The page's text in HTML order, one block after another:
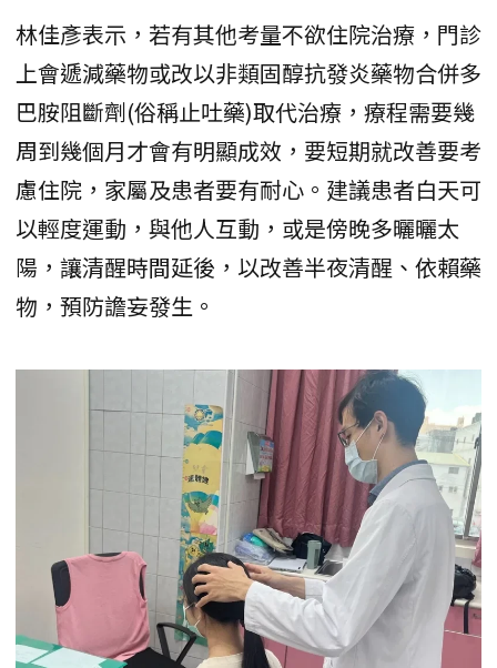
林佳彥表示，若有其他考量不欲住院治療，門診
上會遞減藥物或改以非類固醇抗發炎藥物合併多
巴胺阻斷劑(俗稱止吐藥)取代治療，療程需要幾
周到幾個月才會有明顯成效，要短期就改善要考
慮住院，家屬及患者要有耐心。建議患者白天可
以輕度運動，與他人互動，或是傍晚多曬曬太
陽，讓清醒時間延後，以改善半夜清醒、依賴藥
物，預防譫妄發生。